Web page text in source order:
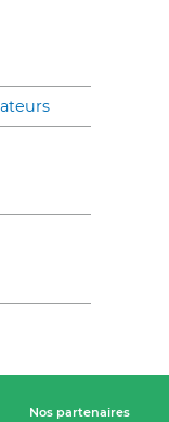
Nos partenaires